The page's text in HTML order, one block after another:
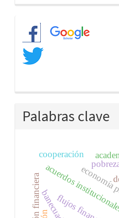
artículo
Redes
Palabras clave
cooperación